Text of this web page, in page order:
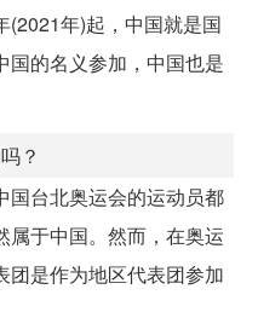
(2021年)起，中国就是国
国的名义参加，中国也是
？
国台北奥运会的运动员都
属于中国。然而，在奥运
团是作为地区代表团参加